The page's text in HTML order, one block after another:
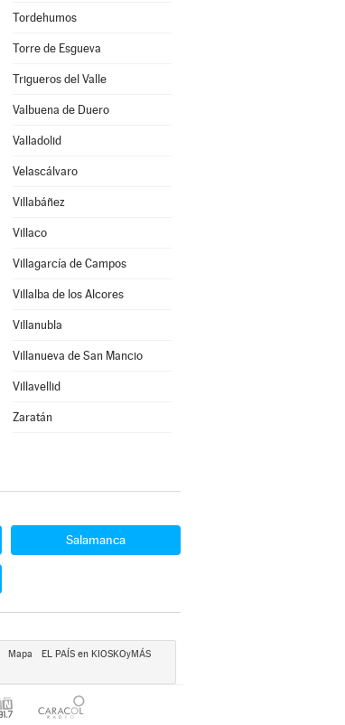
Tordehumos
Torre de Esgueva
Trigueros del Valle
Valbuena de Duero
Valladolid
Velascálvaro
Villabáñez
Villaco
Villagarcía de Campos
Villalba de los Alcores
Villanubla
Villanueva de San Mancio
Villavellid
Zaratán
Salamanca
Mapa
EL PAÍS en KIOSKOyMÁS